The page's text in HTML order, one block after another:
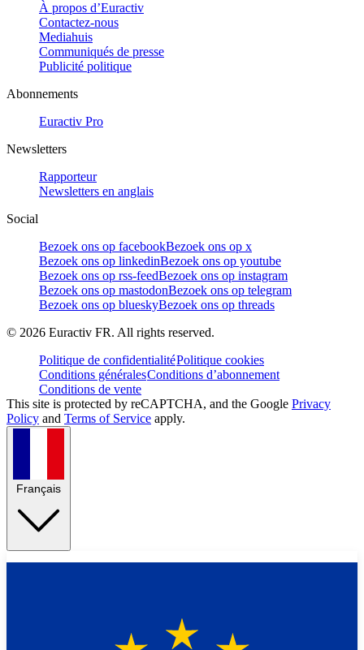
À propos d’Euractiv
Contactez-nous
Mediahuis
Communiqués de presse
Publicité politique
Abonnements
Euractiv Pro
Newsletters
Rapporteur
Newsletters en anglais
Social
Bezoek ons op facebookBezoek ons op x
Bezoek ons op linkedinBezoek ons op youtube
Bezoek ons op rss-feedBezoek ons op instagram
Bezoek ons op mastodonBezoek ons op telegram
Bezoek ons op blueskyBezoek ons op threads
© 2026 Euractiv FR. All rights reserved.
Politique de confidentialitéPolitique cookies
Conditions généralesConditions d’abonnement
Conditions de vente
This site is protected by reCAPTCHA, and the Google Privacy
Policy and Terms of Service apply.
Français